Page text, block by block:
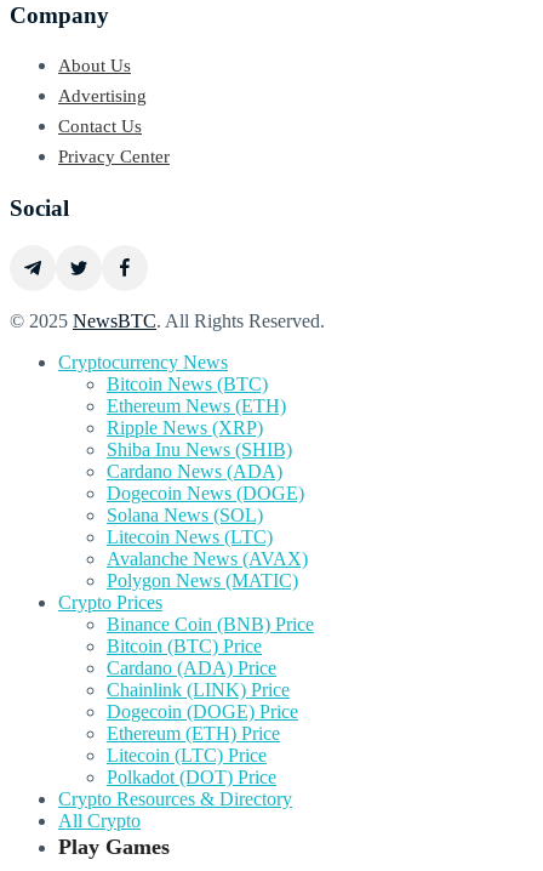
Company
About Us
Advertising
Contact Us
Privacy Center
Social
© 2025 NewsBTC. All Rights Reserved.
Cryptocurrency News
Bitcoin News (BTC)
Ethereum News (ETH)
Ripple News (XRP)
Shiba Inu News (SHIB)
Cardano News (ADA)
Dogecoin News (DOGE)
Solana News (SOL)
Litecoin News (LTC)
Avalanche News (AVAX)
Polygon News (MATIC)
Crypto Prices
Binance Coin (BNB) Price
Bitcoin (BTC) Price
Cardano (ADA) Price
Chainlink (LINK) Price
Dogecoin (DOGE) Price
Ethereum (ETH) Price
Litecoin (LTC) Price
Polkadot (DOT) Price
Crypto Resources & Directory
All Crypto
Play Games